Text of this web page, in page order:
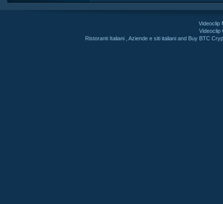
Videoclip
Videoclip
Ristoranti Italiani ,Aziende e siti italiani and Buy BTC